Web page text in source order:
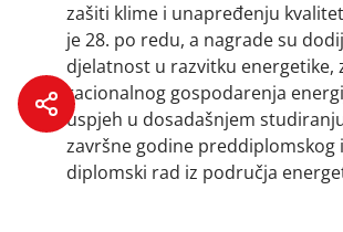
zašiti klime i unapređenju
je 28. po redu, a nagrade su
djelatnost u razvitku
racionalnog gospodarenja
uspjeh u dosadašnjem
završne godine preddiplomskog
diplomski rad iz područja